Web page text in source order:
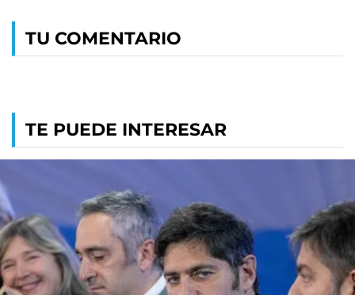
TU COMENTARIO
TE PUEDE INTERESAR